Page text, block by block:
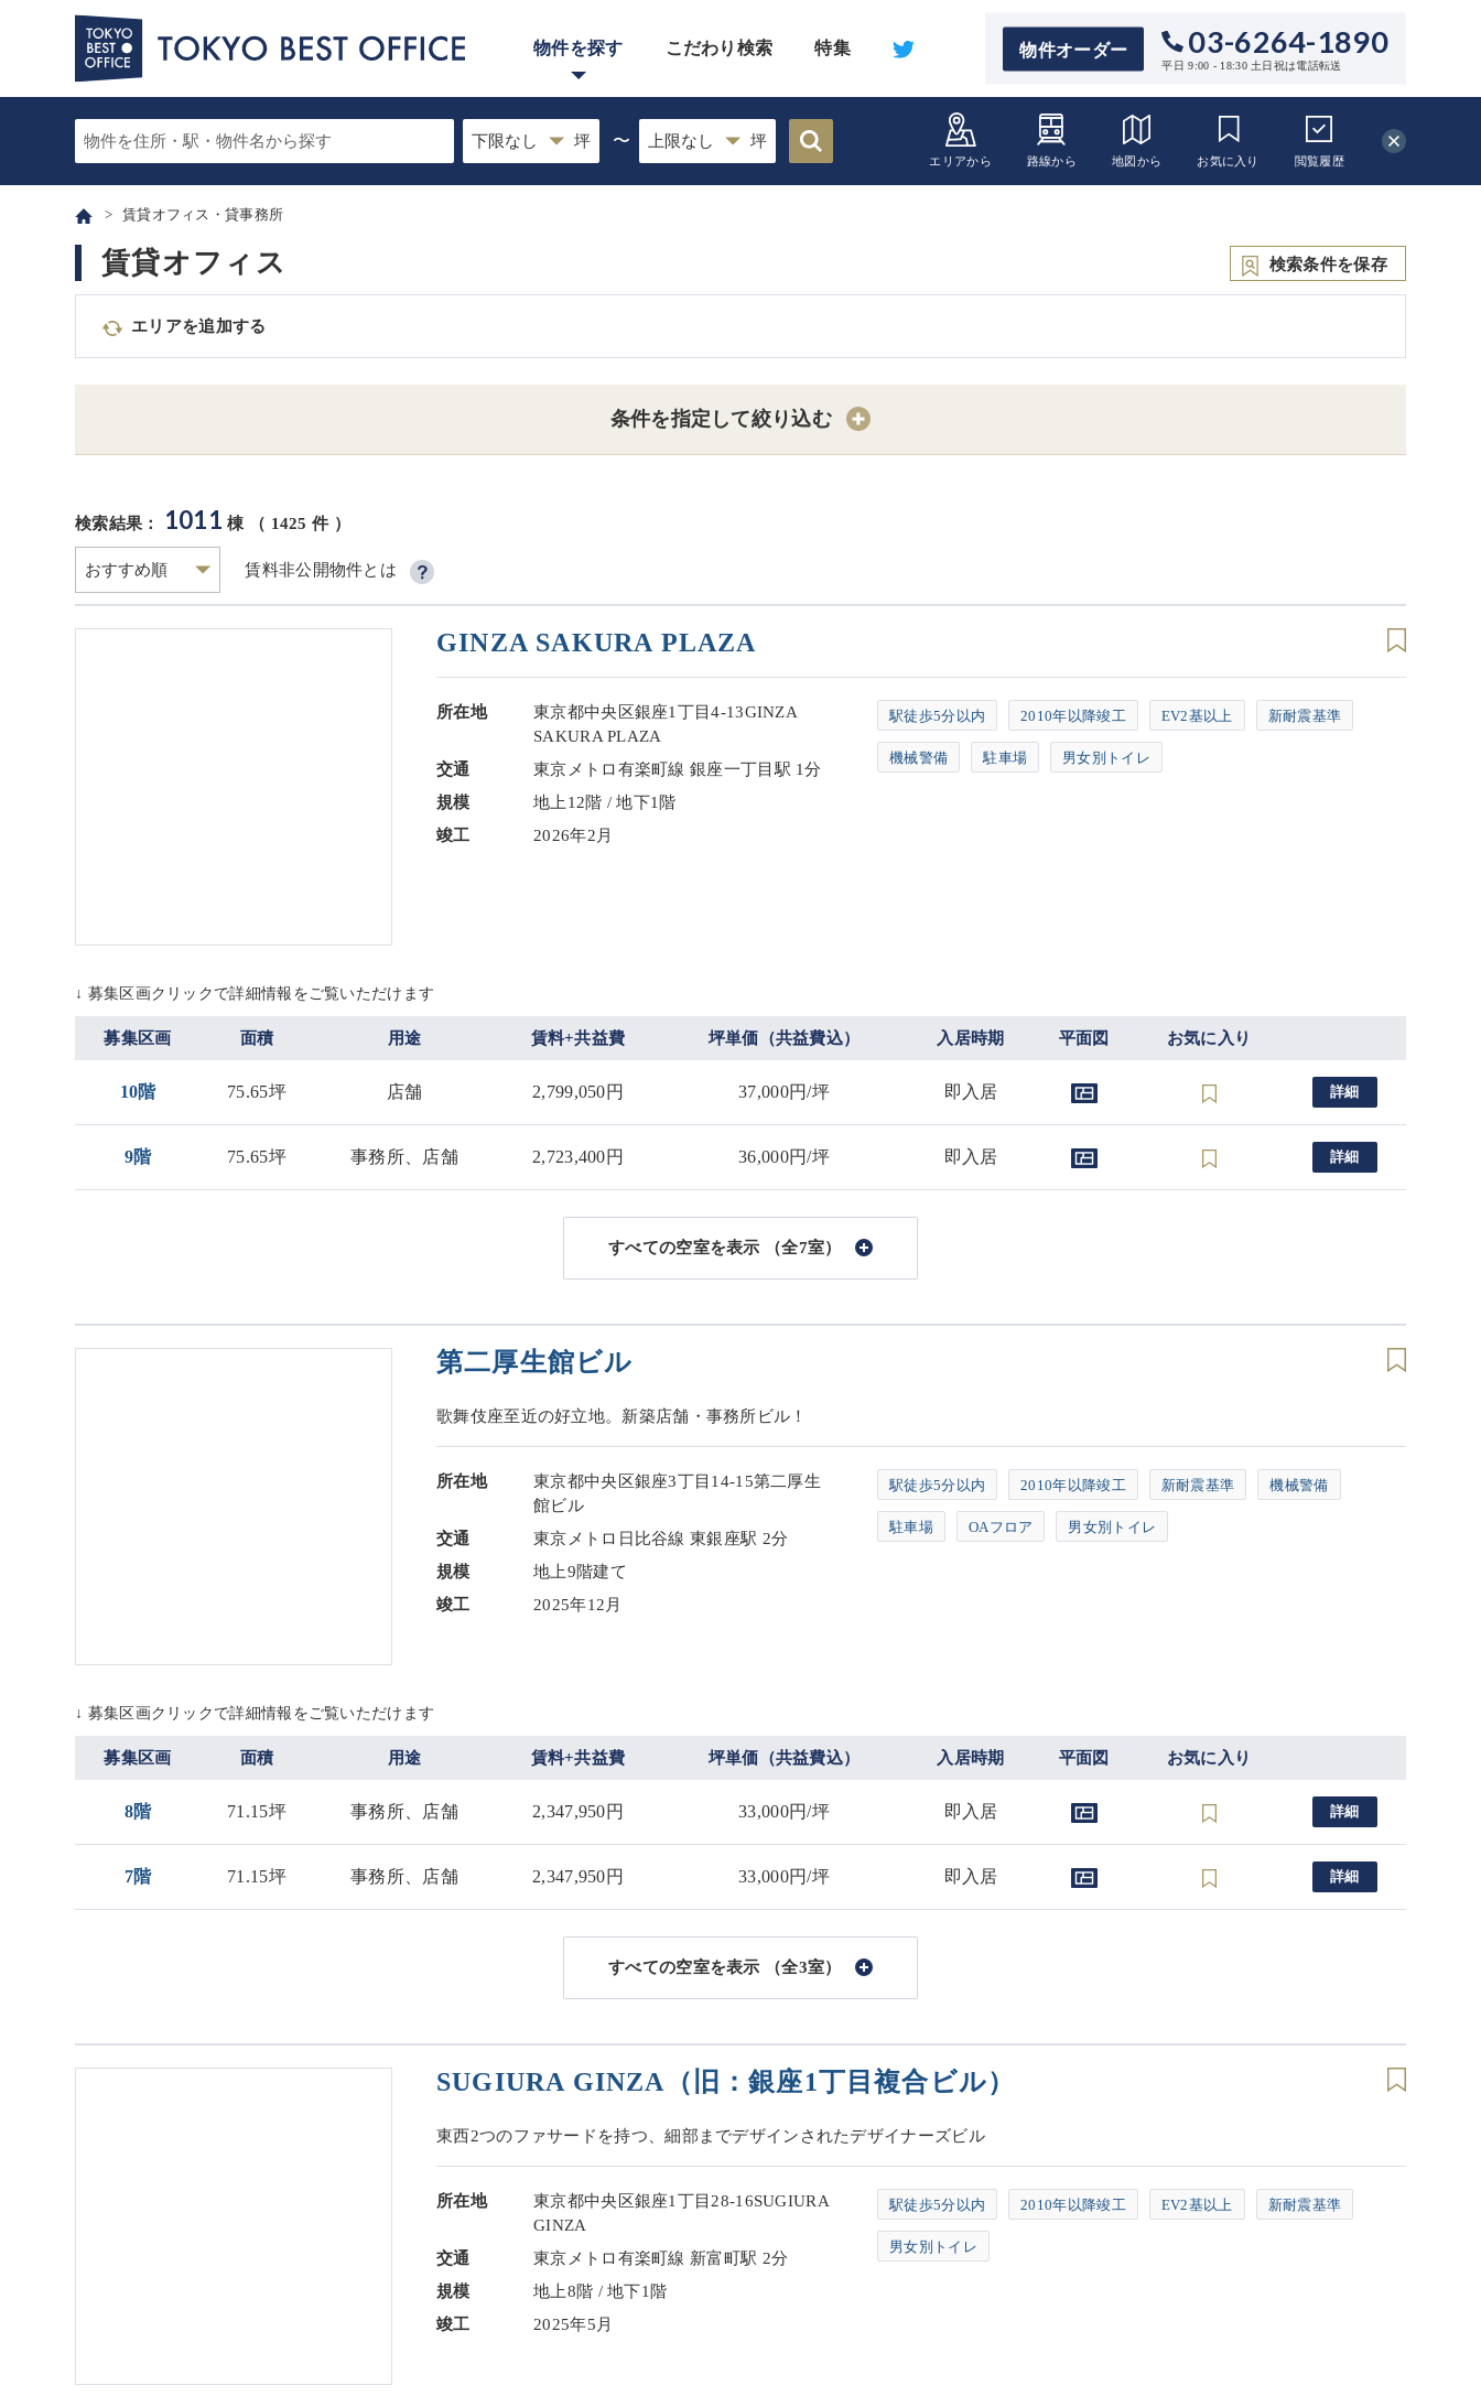
物件オーダー 03-6264-1890
平日 9:00 - 18:30 土日祝は電話転送
物件を探す こだわり検索 特集
エリアから 路線から 地図から お気に入り 閲覧履歴
〜
賃貸オフィス・貸事務所
賃貸オフィス 検索条件を保存
エリアを追加する
条件を指定して絞り込む
検索結果： 1011棟 （ 1425件 ）
賃料非公開物件とは
GINZA SAKURA PLAZA
所在地
東京都中央区銀座1丁目4-13GINZA
SAKURA PLAZA
交通
東京メトロ有楽町線 銀座一丁目駅 1分
規模
地上12階 / 地下1階
竣工
2026年2月
駅徒歩5分以内 2010年以降竣工 EV2基以上 新耐震基準
機械警備 駐車場 男女別トイレ
↓ 募集区画クリックで詳細情報をご覧いただけます
募集区画 面積 用途 賃料+共益費 坪単価（共益費込） 入居時期 平面図 お気に入り
10階 75.65坪 店舗 2,799,050円 37,000円/坪 即入居 詳細
9階 75.65坪 事務所、店舗 2,723,400円 36,000円/坪 即入居 詳細
（全7室）
第二厚生館ビル
歌舞伎座至近の好立地。新築店舗・事務所ビル！
所在地
東京都中央区銀座3丁目14-15第二厚生
館ビル
交通
東京メトロ日比谷線 東銀座駅 2分
規模
地上9階建て
竣工
2025年12月
駅徒歩5分以内 2010年以降竣工 新耐震基準 機械警備
駐車場 OAフロア 男女別トイレ
↓ 募集区画クリックで詳細情報をご覧いただけます
募集区画 面積 用途 賃料+共益費 坪単価（共益費込） 入居時期 平面図 お気に入り
8階 71.15坪 事務所、店舗 2,347,950円 33,000円/坪 即入居 詳細
7階 71.15坪 事務所、店舗 2,347,950円 33,000円/坪 即入居 詳細
（全3室）
SUGIURA GINZA（旧：銀座1丁目複合ビル）
東西2つのファサードを持つ、細部までデザインされたデザイナーズビル
所在地
東京都中央区銀座1丁目28-16SUGIURA
GINZA
交通
東京メトロ有楽町線 新富町駅 2分
規模
地上8階 / 地下1階
竣工
2025年5月
駅徒歩5分以内 2010年以降竣工 EV2基以上 新耐震基準
男女別トイレ